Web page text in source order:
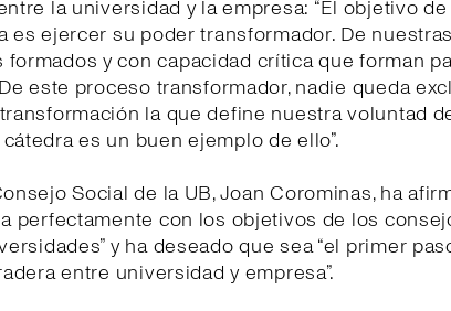
la universidad y la empresa: “El objetivo
es ejercer su poder transformador. De
y con capacidad crítica que forman
este proceso transformador, nadie queda
la que define nuestra voluntad
es un buen ejemplo de ello”.
Social de la UB, Joan Corominas, ha
perfectamente con los objetivos de los
y ha deseado que sea “el primer
entre universidad y empresa”.